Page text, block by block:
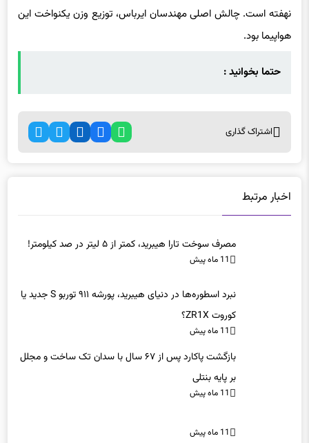
نهفته است. چالش اصلی مهندسان ایرباس، توزیع وزن یکنواخت این
هواپیما بود.
حتما بخوانید :
اشتراک گذاری
اخبار مرتبط
مصرف سوخت تارا هیبرید، کمتر از ۵ لیتر در صد کیلومتر!
11 ماه پیش
نبرد اسطوره‌ها در دنیای هیبرید، پورشه ۹۱۱ توربو S جدید یا
کوروت ZR1X؟
11 ماه پیش
بازگشت پاکارد پس از ۶۷ سال با سدان تک ساخت و مجلل
بر پایه بنتلی
11 ماه پیش
11 ماه پیش